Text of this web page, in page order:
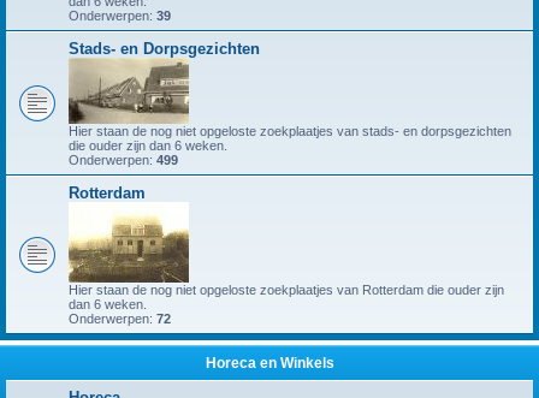
Onderwerpen: 39
Stads- en Dorpsgezichten
Hier staan de nog niet opgeloste zoekplaatjes van stads- en dorpsgezichten
die ouder zijn dan 6 weken.
Onderwerpen: 499
Rotterdam
Hier staan de nog niet opgeloste zoekplaatjes van Rotterdam die ouder zijn
dan 6 weken.
Onderwerpen: 72
Horeca en Winkels